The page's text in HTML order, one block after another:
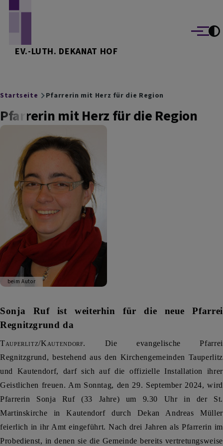
EV.-LUTH. DEKANAT HOF
Menü
Breadcrumb
Startseite Pfarrerin mit Herz für die Region
Pfarrerin mit Herz für die Region
beim Autor
Sonja Ruf ist weiterhin für die neue Pfarrei
Regnitzgrund da
Tauperlitz/Kautendorf. Die evangelische Pfarrei
Regnitzgrund, bestehend aus den Kirchengemeinden Tauperlitz
und Kautendorf, darf sich auf die offizielle Installation ihrer
Geistlichen freuen. Am Sonntag, den 29. September 2024, wird
Pfarrerin Sonja Ruf (33 Jahre) um 9.30 Uhr in der St.
Martinskirche in Kautendorf durch Dekan Andreas Müller
feierlich in ihr Amt eingeführt. Nach drei Jahren als Pfarrerin im
Probedienst, in denen sie die Gemeinde bereits vertretungsweise